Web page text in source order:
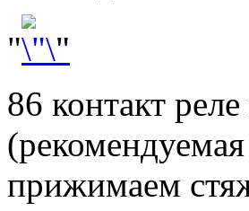
"
"
86 контакт
прижимаем